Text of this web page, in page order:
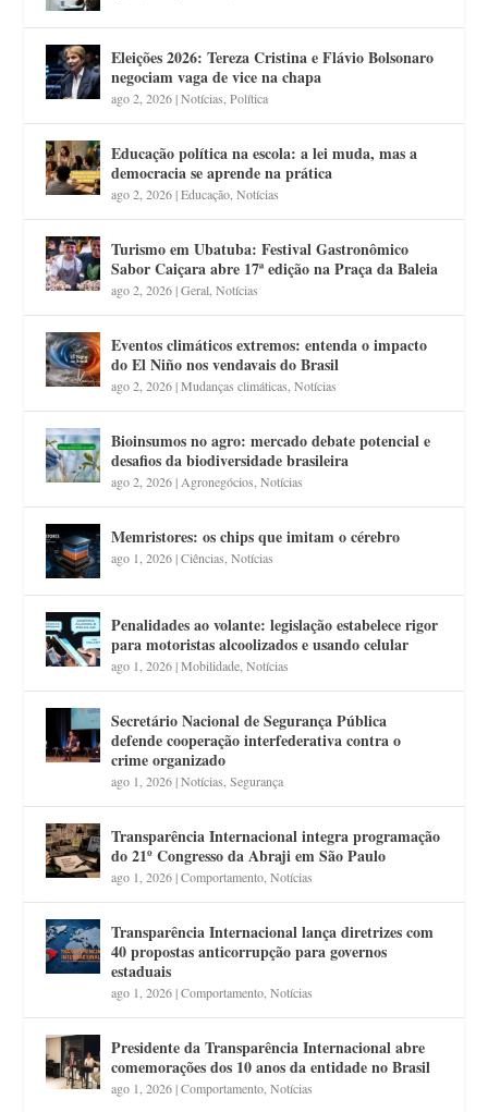
Eleições 2026: Tereza Cristina e Flávio Bolsonaro
negociam vaga de vice na chapa
ago 2, 2026|Notícias ,Política
Educação política na escola: a lei muda, mas a
democracia se aprende na prática
ago 2, 2026|Educação ,Notícias
Turismo em Ubatuba: Festival Gastronômico
Sabor Caiçara abre 17ª edição na Praça da Baleia
ago 2, 2026|Geral ,Notícias
Eventos climáticos extremos: entenda o impacto
do El Niño nos vendavais do Brasil
ago 2, 2026|Mudanças climáticas ,Notícias
Bioinsumos no agro: mercado debate potencial e
desafios da biodiversidade brasileira
ago 2, 2026| Agronegócios ,Notícias
Memristores: os chips que imitam o cérebro
ago 1, 2026|Ciências ,Notícias
Penalidades ao volante: legislação estabelece rigor
para motoristas alcoolizados e usando celular
ago 1, 2026|Mobilidade ,Notícias
Secretário Nacional de Segurança Pública
defende cooperação interfederativa contra o
crime organizado
ago 1, 2026|Notícias ,Segurança
Transparência Internacional integra programação
do 21º Congresso da Abraji em São Paulo
ago 1, 2026|Comportamento ,Notícias
Transparência Internacional lança diretrizes com
40 propostas anticorrupção para governos
estaduais
ago 1, 2026|Comportamento ,Notícias
Presidente da Transparência Internacional abre
comemorações dos 10 anos da entidade no Brasil
ago 1, 2026|Comportamento ,Notícias